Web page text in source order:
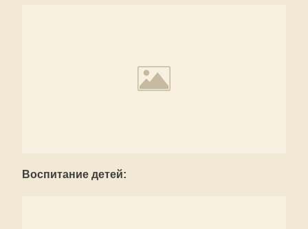
Воспитание детей: